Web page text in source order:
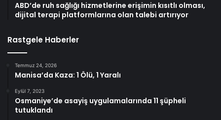
ABD’de ruh sağlığı hizmetlerine erişimin kısıtlı olması,
dijital terapi platformlarına olan talebi artırıyor
Rastgele Haberler
Temmuz 24, 2026
Manisa’da Kaza: 1 Ölü, 1 Yaralı
Eylül 7, 2023
Osmaniye’de asayiş uygulamalarında 11 şüpheli
tutuklandı